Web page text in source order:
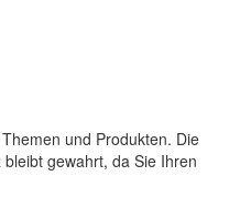
und Produkten. Die
gewahrt, da Sie Ihren